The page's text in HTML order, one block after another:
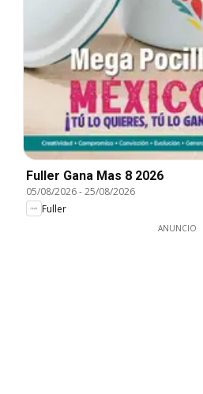
Fuller Gana Mas 8 2026
05/08/2026-25/08/2026
Fuller
ANUNCIO